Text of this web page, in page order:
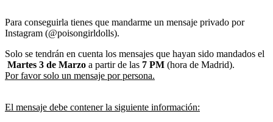
Para conseguirla tienes que mandarme un mensaje privado por
Instagram (@poisongirldolls).
Solo se tendrán en cuenta los mensajes que hayan sido mandados el
Martes 3 de Marzo a partir de las 7 PM (hora de Madrid).
Por favor solo un mensaje por persona.
El mensaje debe contener la siguiente información: